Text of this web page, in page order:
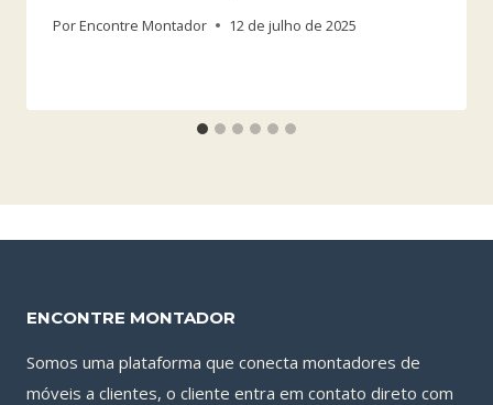
PorEncontre Montador 12 de julho de 2025
ENCONTRE MONTADOR
Somos uma plataforma que conecta montadores de
móveis a clientes, o cliente entra em contato direto com